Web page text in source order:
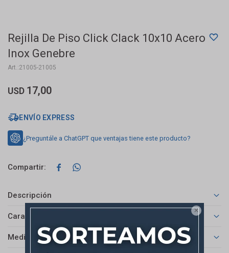

Rejilla De Piso Click Clack 10x10 Acero
Inox Genebre
21005-21005
USD 17,00
ENVÍO EXPRESS
¿Preguntále a ChatGPT que ventajas tiene este producto?
 
Descripción
Características
Medios de pago